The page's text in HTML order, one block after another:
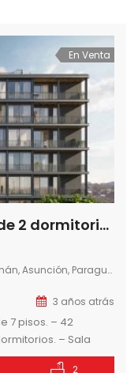
En Venta
En venta departamentos de 2 dormitorios, Edificio Colman, a dos cuadras del Shopping del Sol, Las Lomas, Asuncion – Paraguay
Asunción, Paraguay
3 años atrás
7 pisos. – 42
– Sala
– Circuito cerrado.
2